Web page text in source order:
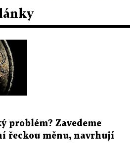
problém? Zavedeme
řeckou měnu, navrhují